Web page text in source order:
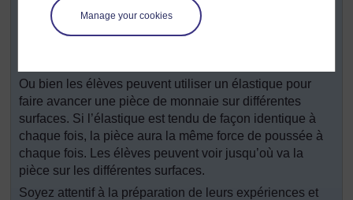
Manage your cookies
morceau de bois. S’ils inclinent le bois, la chaussure
glisse. Plus ils ont besoin d’incliner le bois et plus le
Ou bien les élèves peuvent utiliser un élastique pour
faire avancer une pièce de monnaie sur différentes
surfaces. Si l’élastique est tendu de façon identique à
chaque fois, la pièce aura la même force de poussée à
chaque fois. Les élèves peuvent voir jusqu’où va la
pièce sur les différentes surfaces.
Soyez attentif à la préparation de leurs expériences et